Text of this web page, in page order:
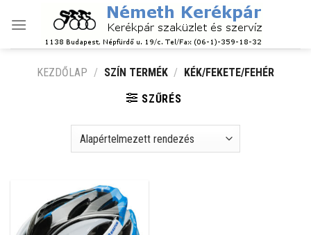
KEZDŐLAP / SZÍN TERMÉK / KÉK/FEKETE/FEHÉR
SZŰRÉS